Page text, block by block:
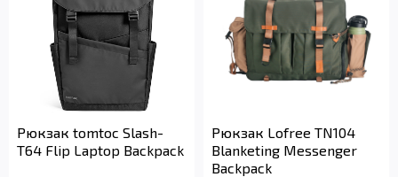
Рюкзак tomtoc Slash-
T64 Flip Laptop Backpack
Рюкзак Lofree TN104
Blanketing Messenger
Backpack